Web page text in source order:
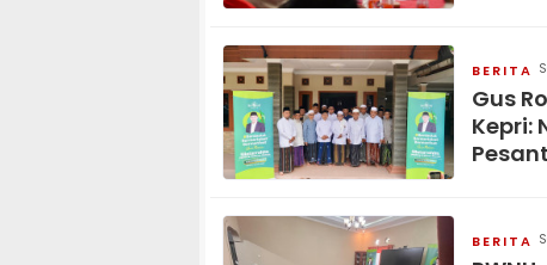
BERITA
Gus
Kepri:
BERITA